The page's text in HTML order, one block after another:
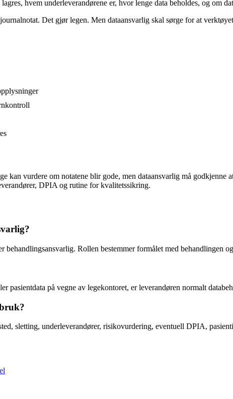
hvem underleverandørene er, hvor lenge data beholdes, og om
Det gjør legen. Men dataansvarlig skal sørge for at
kan vurdere om notatene blir gode, men dataansvarlig må godkjenne
DPIA og rutine for kvalitetssikring.
behandlingsansvarlig. Rollen bestemmer formålet med behandlingen
pasientdata på vegne av legekontoret, er leverandøren normalt
sletting, underleverandører, risikovurdering, eventuell DPIA,